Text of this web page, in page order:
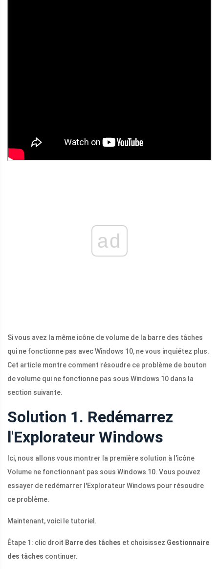
ad
Si vous avez la même icône de volume de la barre des tâches
qui ne fonctionne pas avec Windows 10, ne vous inquiétez plus.
Cet article montre comment résoudre ce problème de bouton
de volume qui ne fonctionne pas sous Windows 10 dans la
section suivante.
Solution 1. Redémarrez
l'Explorateur Windows
Ici, nous allons vous montrer la première solution à l'icône
Volume ne fonctionnant pas sous Windows 10. Vous pouvez
essayer de redémarrer l'Explorateur Windows pour résoudre
ce problème.
Maintenant, voici le tutoriel.
Étape 1: clic droit Barre des tâches et choisissez Gestionnaire
des tâches continuer.